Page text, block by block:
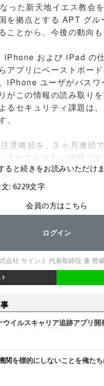
た新天地イエス教会
を拠点とする APT グ
とから、今後の動向も
および iPad の
アプリにペーストボー
iPhone ユーザがパスワ
がこの情報の読み取り
るセキュリティ課題は
意喚起を、3 ヶ月連続
れておきたい情報です
と続きをお読みいただけま
: 6229文字
会員の方はこちら
ログイン
式会社 サイント 代表取締役 兼 脅
イルスキャリア追跡アプリ開
関を標的にしないことを俺た